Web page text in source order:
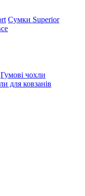
Сумки Superior
Гумові чохли
для ковзанів